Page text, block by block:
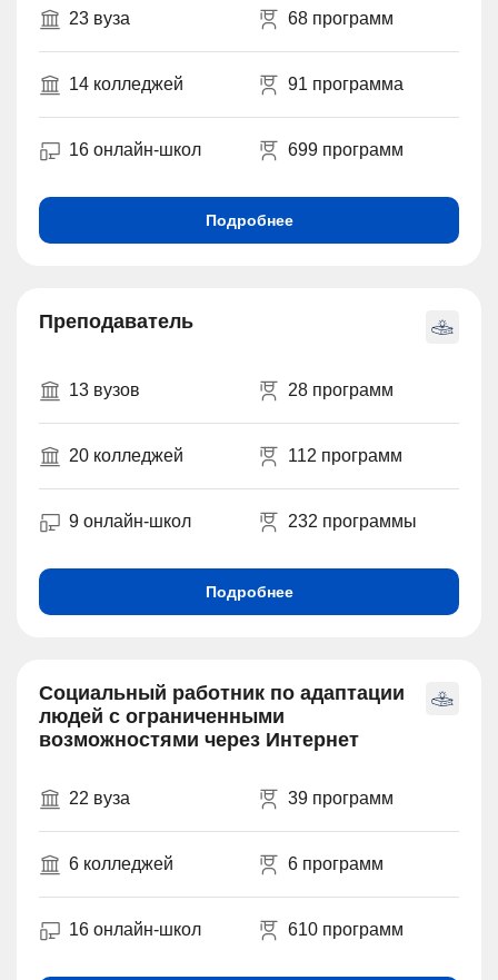
23 вуза 68 программ
14 колледжей 91 программа
16 онлайн-школ 699 программ
Подробнее
Преподаватель
13 вузов 28 программ
20 колледжей 112 программ
9 онлайн-школ 232 программы
Подробнее
Социальный работник по адаптации
людей с ограниченными
возможностями через Интернет
22 вуза 39 программ
6 колледжей 6 программ
16 онлайн-школ 610 программ